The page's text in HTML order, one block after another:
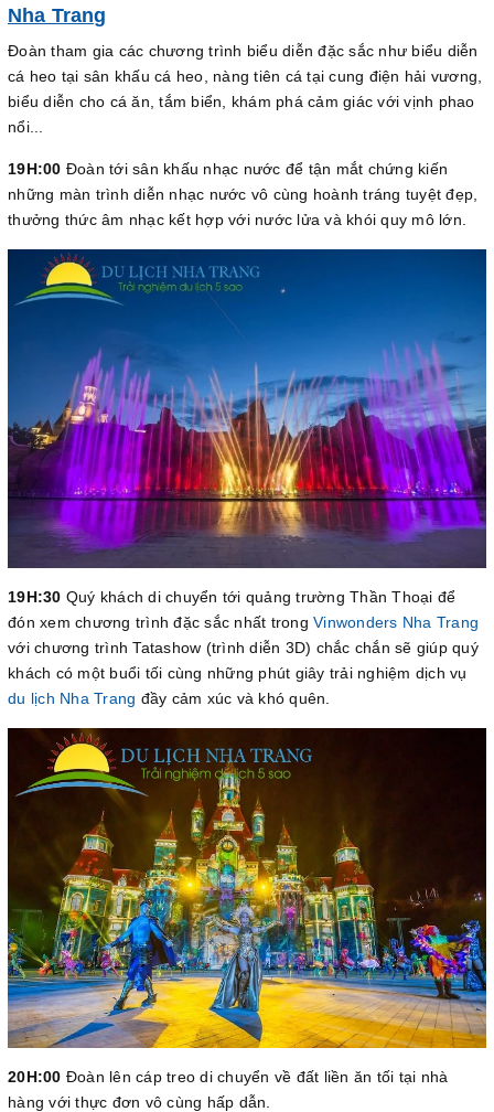
Nha Trang
Đoàn tham gia các chương trình biểu diễn đặc sắc như biểu diễn
cá heo tại sân khấu cá heo, nàng tiên cá tại cung điện hải vương,
biểu diễn cho cá ăn, tắm biển, khám phá cảm giác với vịnh phao
nổi...
19H:00 Đoàn tới sân khấu nhạc nước để tận mắt chứng kiến
những màn trình diễn nhạc nước vô cùng hoành tráng tuyệt đẹp,
thưởng thức âm nhạc kết hợp với nước lửa và khói quy mô lớn.
19H:30 Quý khách di chuyển tới quảng trường Thần Thoại để
đón xem chương trình đặc sắc nhất trong Vinwonders Nha Trang
với chương trình Tatashow (trình diễn 3D) chắc chắn sẽ giúp quý
khách có một buổi tối cùng những phút giây trải nghiệm dịch vụ
du lịch Nha Trang đầy cảm xúc và khó quên.
20H:00 Đoàn lên cáp treo di chuyển về đất liền ăn tối tại nhà
hàng với thực đơn vô cùng hấp dẫn.